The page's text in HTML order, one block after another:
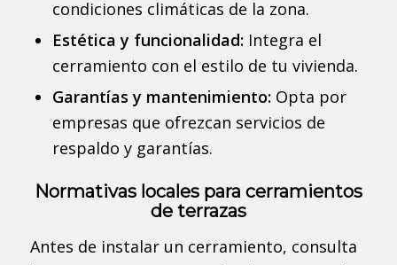
condiciones climáticas de la zona.
Estética y funcionalidad: Integra el
cerramiento con el estilo de tu vivienda.
Garantías y mantenimiento: Opta por
empresas que ofrezcan servicios de
respaldo y garantías.
Normativas locales para cerramientos
de terrazas
Antes de instalar un cerramiento, consulta